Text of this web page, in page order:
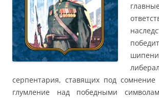
серпентария, ставящих под
глумление над победными